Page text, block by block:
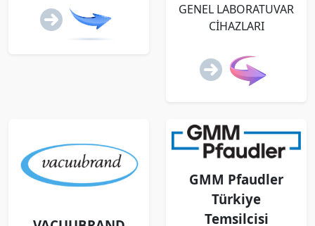
GENEL LABORATUVAR
CİHAZLARI
GMM Pfaudler
Türkiye
Temsilcisi